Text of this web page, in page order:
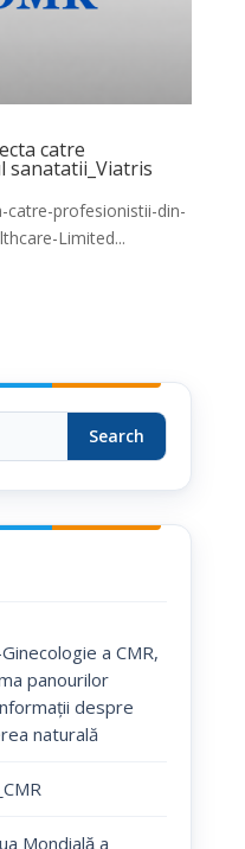
catre
sanatatii_Viatris
catre-profesionistii-din-
Limited...
Search
a CMR,
panourilor
despre
naturală
Mondială a